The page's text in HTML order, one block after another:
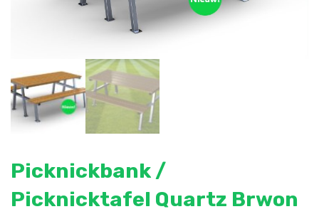
Picknickbank /
Picknicktafel Quartz Brwon